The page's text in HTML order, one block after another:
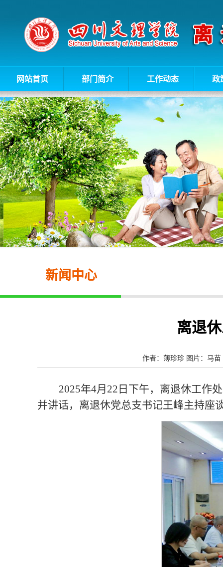
网站首页 部门简介 工作动态 政
新闻中心
离退
作者：薄珍珍 图片：马
2025年4月22日下午，离退休工作
并讲话，离退休党总支书记王峰主持座